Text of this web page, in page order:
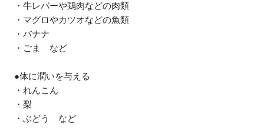
・牛レバーや鶏肉などの肉類
・マグロやカツオなどの魚類
・バナナ
・ごま など
●体に潤いを与える
・れんこん
・梨
・ぶどう など